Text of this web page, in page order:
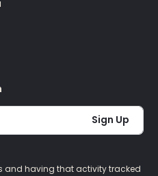
Sign Up
and having that activity tracked